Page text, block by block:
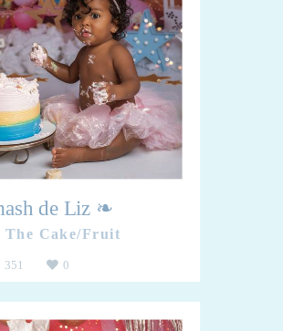
de Liz ❧
The Cake/Fruit
351 0